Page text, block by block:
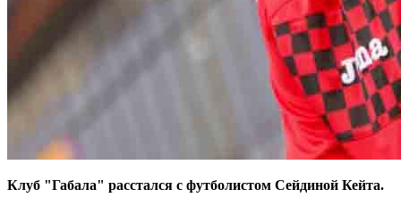
Клуб "Габала" расстался с футболистом Сейдиной Кейта.